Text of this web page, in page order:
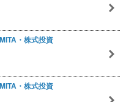
・株式投資
・株式投資